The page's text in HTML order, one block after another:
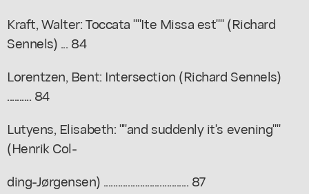
Kraft, Walter: Toccata ""Ite Missa est"" (Richard
Sennels) ... 84
Lorentzen, Bent: Intersection (Richard Sennels)
.......... 84
Lutyens, Elisabeth: ""and suddenly it's evening""
(Henrik Col-
ding-Jørgensen) ................................... 87